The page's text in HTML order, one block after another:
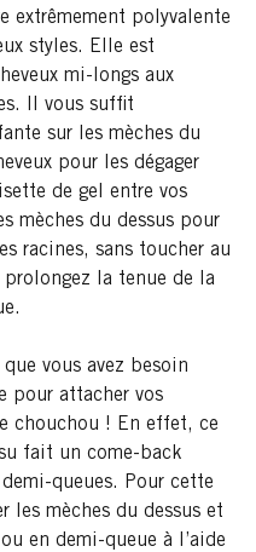
extrêmement polyvalente
styles. Elle est
mi-longs aux
Il vous suffit
sur les mèches du
pour les dégager
de gel entre vos
mèches du dessus pour
racines, sans toucher au
la tenue de la
vous avez besoin
pour attacher vos
chouchou ! En effet, ce
fait un come-back
queues. Pour cette
les mèches du dessus et
en demi-queue à l’aide